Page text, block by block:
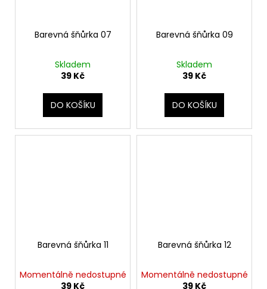
Barevná šňůrka 07
Skladem
39 Kč
DO KOŠÍKU
Barevná šňůrka 09
Skladem
39 Kč
DO KOŠÍKU
Barevná šňůrka 11
Momentálně nedostupné
39 Kč
Barevná šňůrka 12
Momentálně nedostupné
39 Kč